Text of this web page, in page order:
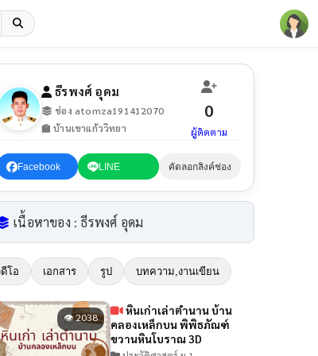
ธีรพงศ์ อุดม
ช่อง atomza191412070
🏫 บ้านเขาแก้ววิทยา
0
ผู้ติดตาม
Facebook LINE คัดลอกลิงค์ช่อง
เนื้อหาของ : ธีรพงศ์ อุดม
โอ เอกสาร รูป บทความ,งานเขียน
👁 2038
หินเก่าเล่าตำนาน บ้าน
คลองเหล็กบน พิพิธภัณฑ์
ขวานหินโบราณ 3D